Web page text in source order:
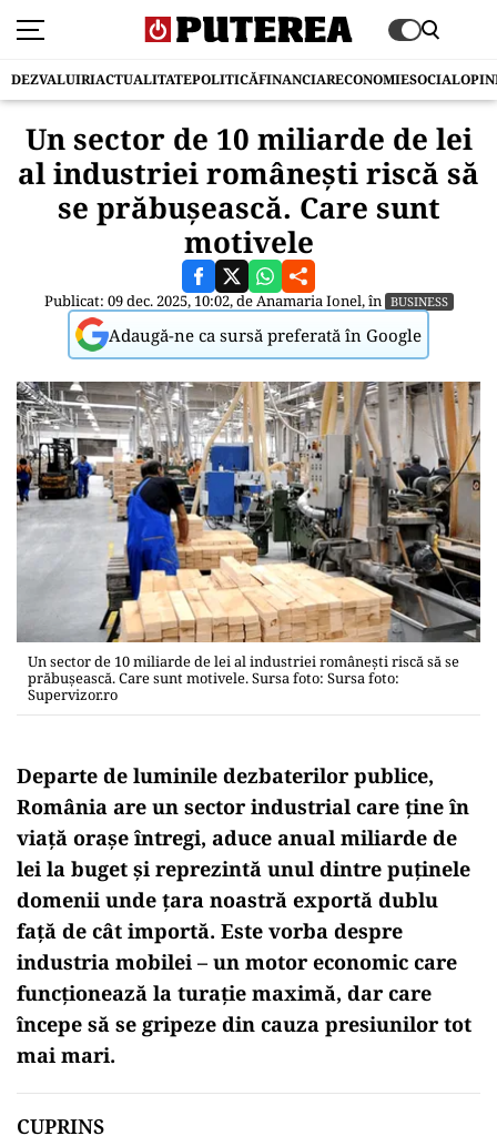
DEZVALUIRIACTUALITATEPOLITICĂFINANCIARECONOMIESOCIAL
Un sector de 10 miliarde de lei
al industriei româneşti riscă să
se prăbușească. Care sunt
motivele
Publicat: 09 dec. 2025, 10:02, deAnamaria Ionel, în BUSINESS
Adaugă-ne ca sursă preferată în Google
Un sector de 10 miliarde de lei al industriei româneşti riscă să se
prăbușească. Care sunt motivele. Sursa foto: Sursa foto:
Supervizor.ro
Departe de luminile dezbaterilor publice,
România are un sector industrial care ține în
viață orașe întregi, aduce anual miliarde de
lei la buget și reprezintă unul dintre puținele
domenii unde țara noastră exportă dublu
față de cât importă. Este vorba despre
industria mobilei – un motor economic care
funcționează la turație maximă, dar care
începe să se gripeze din cauza presiunilor tot
mai mari.
CUPRINS